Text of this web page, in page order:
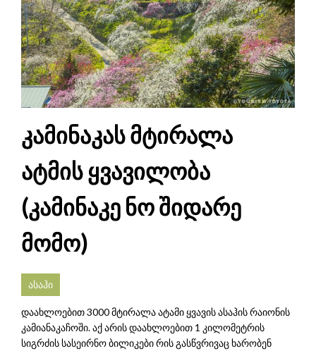
კამინაკას მტირალა
ატმის ყვავილობა
(კამინაკე ნო შიდარე
მომო)
ასაჰი
დაახლოებით 3000 მტირალა ატამი ყვავის ასაჰის რაიონის
კამიანაკაჩოში. აქ არის დაახლოებით 1 კილომეტრის
სიგრძის სასეირნო ბილიკები რის გასწვრივაც ხარობენ